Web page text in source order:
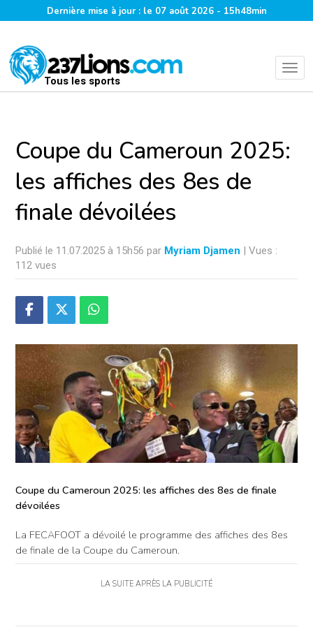
Dernière mise à jour : le 07 août 2026 - 15h48min
Tous les sports
Coupe du Cameroun 2025:
les affiches des 8es de
finale dévoilées
Publié le 11.07.2025 à 15h56 par Myriam Djamen | Vues :
112 vues
Coupe du Cameroun 2025: les affiches des 8es de finale
dévoilées
La FECAFOOT a dévoilé le programme des affiches des 8es
de finale de la Coupe du Cameroun.
LA SUITE APRÈS LA PUBLICITÉ